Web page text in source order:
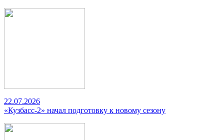
22.07.2026
«Кузбасс-2» начал подготовку к новому сезону